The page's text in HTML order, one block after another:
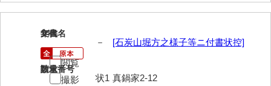
金津家文書
金谷家文書
金子家文書
兼重家文書
14
文書名
[石炭山堀方之様子等ニ付書状控]
請求番号
真鍋家2-12
年代
－
数量
状1
閲覧
撮影